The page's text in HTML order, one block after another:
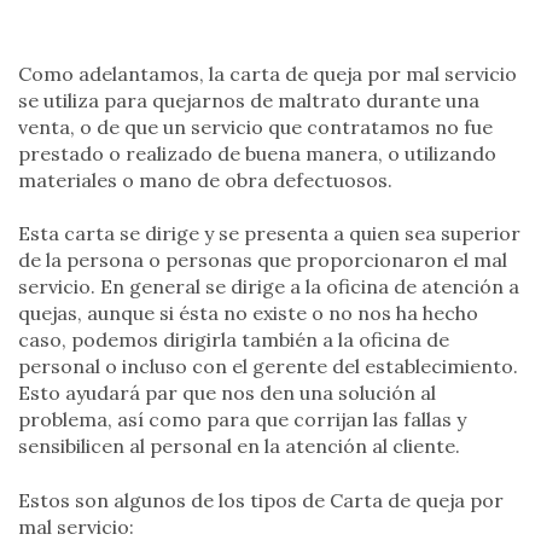
Como adelantamos, la carta de queja por mal servicio
se utiliza para quejarnos de maltrato durante una
venta, o de que un servicio que contratamos no fue
prestado o realizado de buena manera, o utilizando
materiales o mano de obra defectuosos.
Esta carta se dirige y se presenta a quien sea superior
de la persona o personas que proporcionaron el mal
servicio. En general se dirige a la oficina de atención a
quejas, aunque si ésta no existe o no nos ha hecho
caso, podemos dirigirla también a la oficina de
personal o incluso con el gerente del establecimiento.
Esto ayudará par que nos den una solución al
problema, así como para que corrijan las fallas y
sensibilicen al personal en la atención al cliente.
Estos son algunos de los tipos de Carta de queja por
mal servicio: